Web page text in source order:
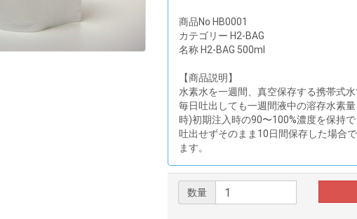
商品No HB0001
カテゴリー H2-BAG
名称 H2-BAG 500ml
【商品説明】
水素水を一週間、真空保存する携帯式水
毎日吐出しても一週間液中の溶存水素
時)初期注入時の90〜100%濃度を保持で
吐出せずそのまま10日間保存した場合
ます。
数量